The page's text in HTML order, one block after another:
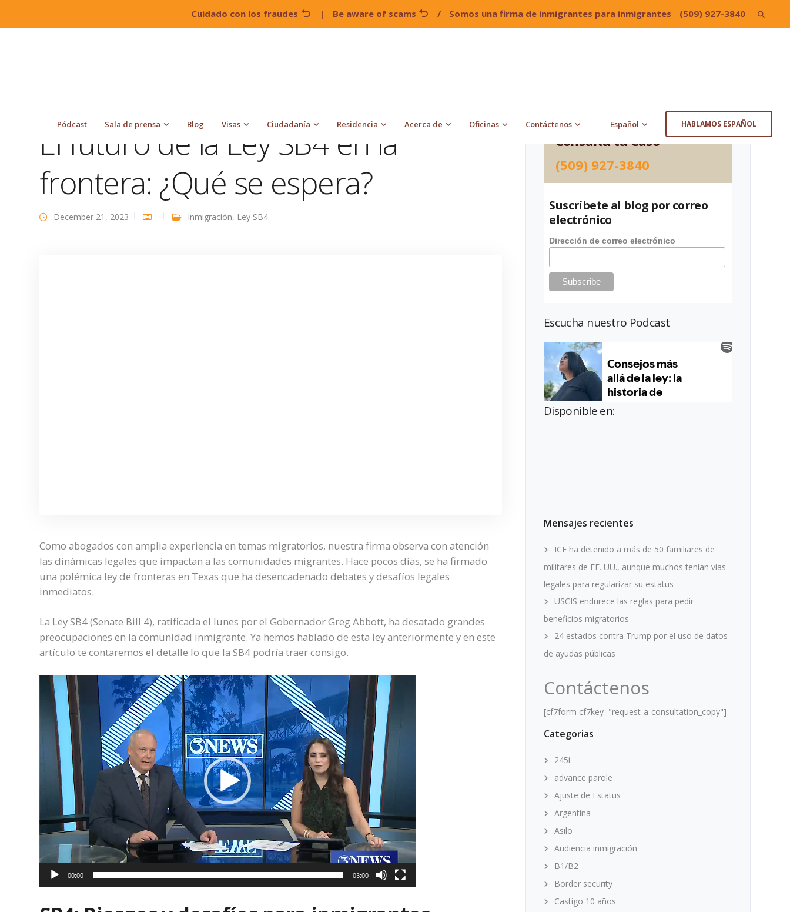
Cuidado con los fraudes | Be aware of scams / Somos una firma de inmigrantes para inmigrantes (509) 927-3840 Search
Pódcast Sala de prensa Blog Visas Ciudadanía Residencia Acerca de Oficinas Contáctenos Español HABLAMOS ESPAÑOL
El futuro de la Ley SB4 en la
frontera: ¿Qué se espera?
December 21, 2023 Inmigración, Ley SB4
Como abogados con amplia experiencia en temas migratorios, nuestra firma observa con atención
las dinámicas legales que impactan a las comunidades migrantes. Hace pocos días, se ha firmado
una polémica ley de fronteras en Texas que ha desencadenado debates y desafíos legales
inmediatos.
La Ley SB4 (Senate Bill 4), ratificada el lunes por el Gobernador Greg Abbott, ha desatado grandes
preocupaciones en la comunidad inmigrante. Ya hemos hablado de esta ley anteriormente y en este
artículo te contaremos el detalle lo que la SB4 podría traer consigo.
Video
Player
00:00 03:00
Consulta tu Caso
(509) 927-3840
Suscríbete al blog por correo
electrónico
Dirección de correo electrónico
Escucha nuestro Podcast
Disponible en:
Mensajes recientes
ICE ha detenido a más de 50 familiares de
militares de EE. UU., aunque muchos tenían vías
legales para regularizar su estatus
USCIS endurece las reglas para pedir
beneficios migratorios
24 estados contra Trump por el uso de datos
de ayudas públicas
Contáctenos
[cf7form cf7key="request-a-consultation_copy"]
Categorias
245i
advance parole
Ajuste de Estatus
Argentina
Asilo
Audiencia inmigración
B1/B2
Border security
Castigo 10 años